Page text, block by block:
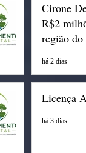
Cirone
R$2
região do
há 2 dias
Licença
há 3 dias